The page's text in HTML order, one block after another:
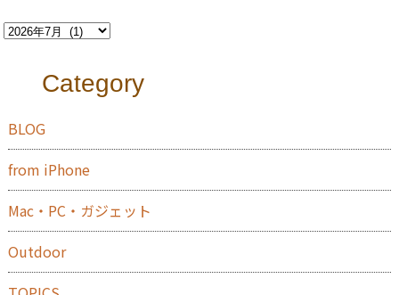
Category
BLOG
from iPhone
Mac・PC・ガジェット
Outdoor